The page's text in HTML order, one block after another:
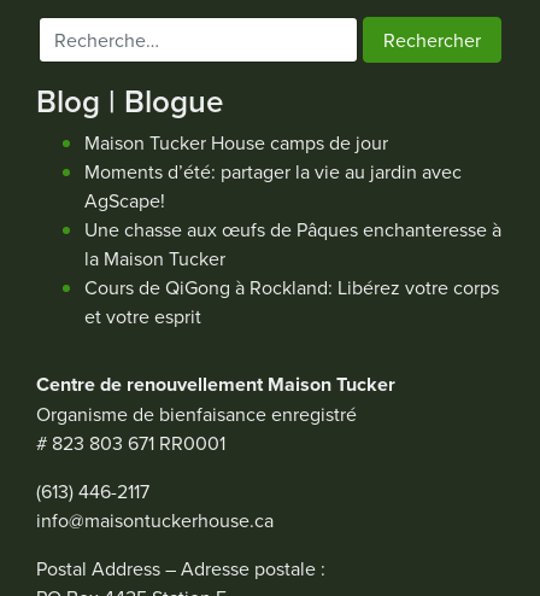
Rechercher :
Blog | Blogue
Maison Tucker House camps de jour
Moments d’été: partager la vie au jardin avec
AgScape!
Une chasse aux œufs de Pâques enchanteresse à
la Maison Tucker
Cours de QiGong à Rockland: Libérez votre corps
et votre esprit
Centre de renouvellement Maison Tucker
Organisme de bienfaisance enregistré
# 823 803 671 RR0001
(613) 446-2117
info@maisontuckerhouse.ca
Postal Address – Adresse postale :